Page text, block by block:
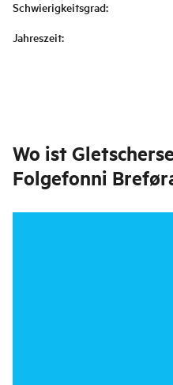
Schwierigkeitsgrad:
Jahreszeit:
Wo ist
Folgefonni